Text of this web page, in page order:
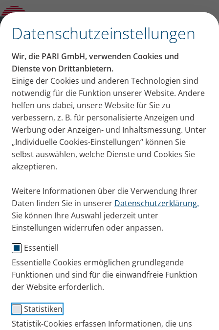
Datenschutzeinstellungen
Wir, die PARI GmbH, verwenden Cookies und
Dienste von Drittanbietern.
Einige der Cookies und anderen Technologien sind
notwendig für die Funktion unserer Website. Andere
helfen uns dabei, unsere Website für Sie zu
verbessern, z. B. für personalisierte Anzeigen und
Werbung oder Anzeigen- und Inhaltsmessung. Unter
„Individuelle Cookies-Einstellungen“ können Sie
selbst auswählen, welche Dienste und Cookies Sie
akzeptieren.
Weitere Informationen über die Verwendung Ihrer
Daten finden Sie in unserer Datenschutzerklärung.
Sie können Ihre Auswahl jederzeit unter
Einstellungen widerrufen oder anpassen.
Essentiell
Essentielle Cookies ermöglichen grundlegende
Funktionen und sind für die einwandfreie Funktion
der Website erforderlich.
Statistiken
Statistik-Cookies erfassen Informationen, die uns
Blog
Genießen Sie die schönen
Dinge des Lebens
Wir erinnern Sie an den
Kompressor-Check
PARI verlängert die Garantie für Ihr
kompressorbetriebenes
Inhalationsgerät um ein weiteres Jahr.
Ihren persönlichen PARI Gerätepass haben Sie schon
erhalten. Nach einem Jahr steht der kostenlose
Check Ihres Kompressors an. Wir erinnern Sie daran.